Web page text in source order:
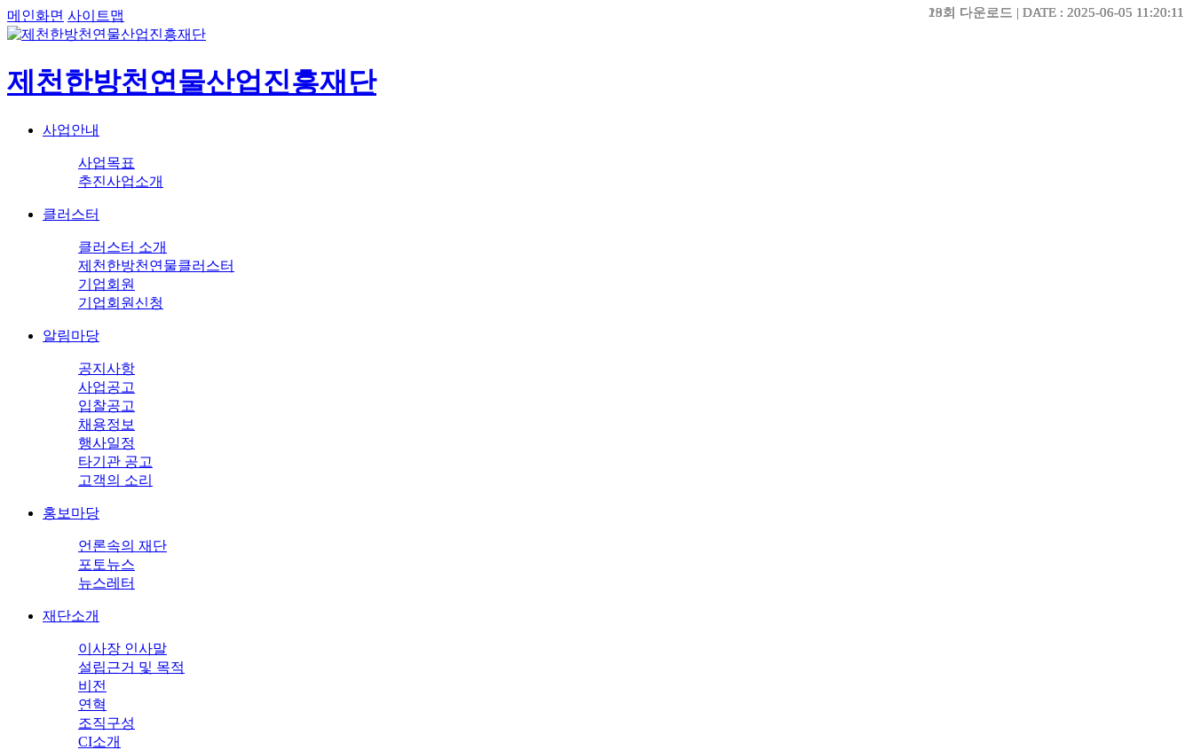
메인화면 사이트맵
제천한방천연물산업진흥재단
사업안내
사업목표
추진사업소개
클러스터
클러스터 소개
제천한방천연물클러스터
기업회원
기업회원신청
알림마당
공지사항
사업공고
입찰공고
채용정보
행사일정
타기관 공고
고객의 소리
홍보마당
언론속의 재단
포토뉴스
뉴스레터
재단소개
이사장 인사말
설립근거 및 목적
비전
연혁
조직구성
CI소개
23회 다운로드 | DATE : 2025-06-05 11:20:11
19회 다운로드 | DATE : 2025-06-05 11:20:11
18회 다운로드 | DATE : 2025-06-05 11:20:11